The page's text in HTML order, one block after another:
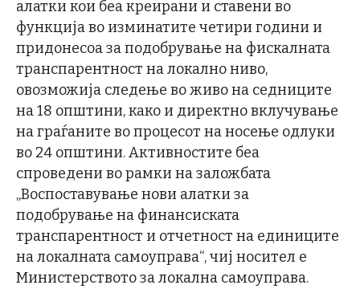
алатки кои беа креирани и ставени во
функција во изминатите четири години и
придонесоа за подобрување на фискалната
транспарентност на локално ниво,
овозможија следење во живо на седниците
на 18 општини, како и директно вклучување
на граѓаните во процесот на носење одлуки
во 24 општини. Активностите беа
спроведени во рамки на заложбата
„Воспоставување нови алатки за
подобрување на финансиската
транспарентност и отчетност на единиците
на локалната самоуправа“, чиј носител е
Министерството за локална самоуправа.